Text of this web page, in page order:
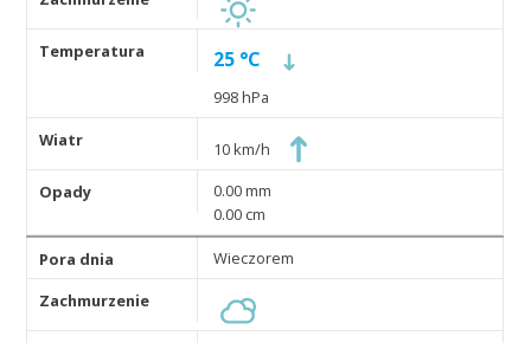
25 °C
998 hPa
10 km/h
0.00 mm
0.00 cm
Wieczorem